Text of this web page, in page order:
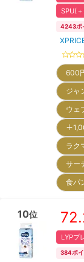
SPU(
4243ポ
600
ジャ
ウェ
＋
ラク
サー
食パ
10位
LYPプ
384ポ